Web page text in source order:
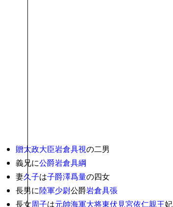
贈太政大臣岩倉具視の二男
義兄に公爵岩倉具綱
妻久子は子爵澤爲量の四女
長男に陸軍少尉公爵岩倉具張
長女周子は元帥海軍大将東伏見宮依仁親王妃